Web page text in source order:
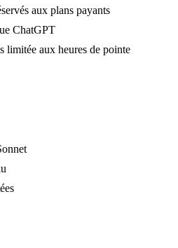
aux plans payants
ChatGPT
limitée aux heures de pointe